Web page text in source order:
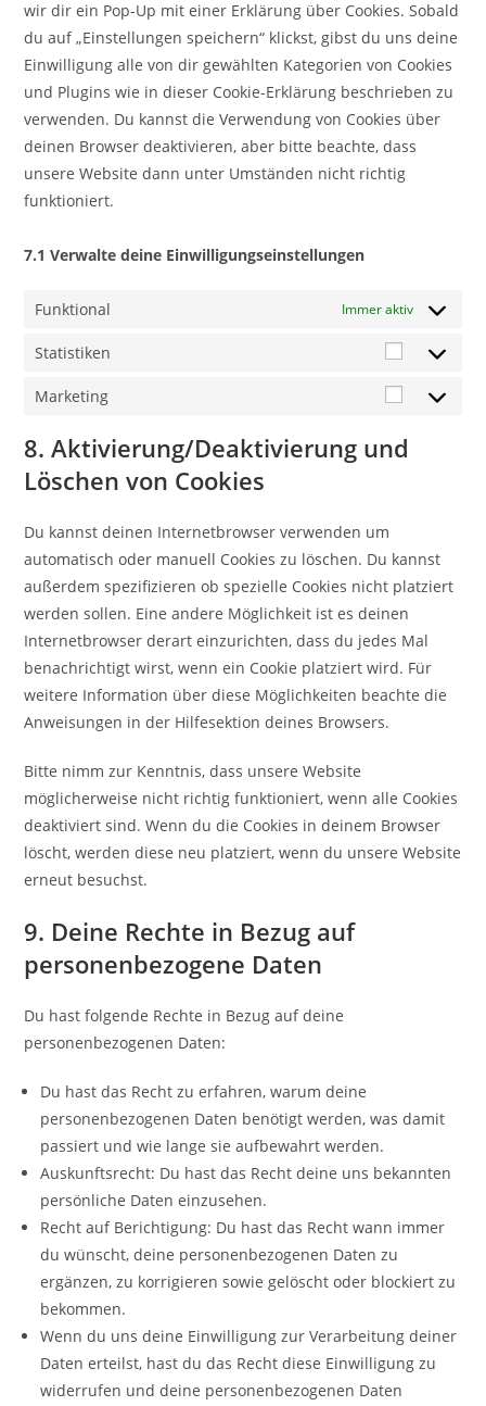
wir dir ein Pop-Up mit einer Erklärung über Cookies. Sobald
du auf „Einstellungen speichern“ klickst, gibst du uns deine
Einwilligung alle von dir gewählten Kategorien von Cookies
und Plugins wie in dieser Cookie-Erklärung beschrieben zu
verwenden. Du kannst die Verwendung von Cookies über
deinen Browser deaktivieren, aber bitte beachte, dass
unsere Website dann unter Umständen nicht richtig
funktioniert.
7.1 Verwalte deine Einwilligungseinstellungen
Funktional Immer aktiv
Statistiken
Marketing
8. Aktivierung/Deaktivierung und
Löschen von Cookies
Du kannst deinen Internetbrowser verwenden um
automatisch oder manuell Cookies zu löschen. Du kannst
außerdem spezifizieren ob spezielle Cookies nicht platziert
werden sollen. Eine andere Möglichkeit ist es deinen
Internetbrowser derart einzurichten, dass du jedes Mal
benachrichtigt wirst, wenn ein Cookie platziert wird. Für
weitere Information über diese Möglichkeiten beachte die
Anweisungen in der Hilfesektion deines Browsers.
Bitte nimm zur Kenntnis, dass unsere Website
möglicherweise nicht richtig funktioniert, wenn alle Cookies
deaktiviert sind. Wenn du die Cookies in deinem Browser
löscht, werden diese neu platziert, wenn du unsere Website
erneut besuchst.
9. Deine Rechte in Bezug auf
personenbezogene Daten
Du hast folgende Rechte in Bezug auf deine
personenbezogenen Daten:
Du hast das Recht zu erfahren, warum deine
personenbezogenen Daten benötigt werden, was damit
passiert und wie lange sie aufbewahrt werden.
Auskunftsrecht: Du hast das Recht deine uns bekannten
persönliche Daten einzusehen.
Recht auf Berichtigung: Du hast das Recht wann immer
du wünscht, deine personenbezogenen Daten zu
ergänzen, zu korrigieren sowie gelöscht oder blockiert zu
bekommen.
Wenn du uns deine Einwilligung zur Verarbeitung deiner
Daten erteilst, hast du das Recht diese Einwilligung zu
widerrufen und deine personenbezogenen Daten